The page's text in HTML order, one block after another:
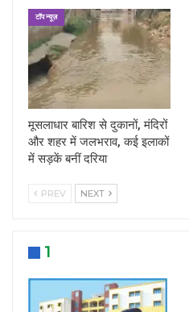
टॉप न्यूज़
मूसलाधार बारिश से दुकानों, मंदिरों
और शहर में जलभराव, कई इलाकों
में सड़कें बनीं दरिया
PREV NEXT
1